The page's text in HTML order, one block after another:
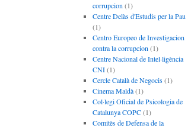
corrupcion (1)
Centre Delàs d'Estudis per la Pau
(1)
Centro Europeo de Investigacion
contra la corrupcion (1)
Centre Nacional de Intel·ligència
CNI(1)
Cercle Català de Negocis(1)
Cinema Maldà(1)
Col·legi Oficial de Psicologia de
Catalunya COPC(1)
Comitès de Defensa de la